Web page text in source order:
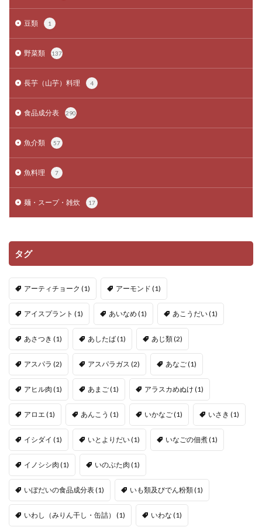
豆類 1
野菜類 137
長芋（山芋）料理 4
食品成分表 290
魚介類 57
魚料理 7
麺・スープ・雑炊 17
タグ
アーティチョーク (1) アーモンド (1)
アイスプラント (1) あいなめ (1) あこうだい(1)
あさつき (1) あしたば(1) あじ類(2)
アスパラ (2) アスパラガス (2) あなご(1)
アヒル肉 (1) あまご(1) アラスカめぬけ (1)
アロエ (1) あんこう (1) いかなご(1) いさき (1)
イシダイ (1) いとよりだい(1) いなごの佃煮(1)
イノシシ肉 (1) いのぶた肉 (1)
いぼだいの食品成分表(1) いも類及びでん粉類(1)
いわし（みりん干し・缶詰） (1) いわな (1)